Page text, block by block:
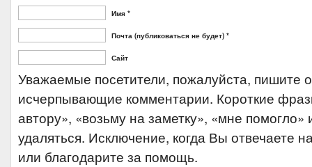
Имя *
Почта (публиковаться не будет) *
Сайт
Уважаемые посетители, пожалуйста, пишите
исчерпывающие комментарии. Короткие
автору», «возьму на заметку», «мне помогло»
удаляться. Исключение, когда Вы отвечаете
или благодарите за помощь.